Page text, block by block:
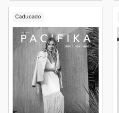
Caducado